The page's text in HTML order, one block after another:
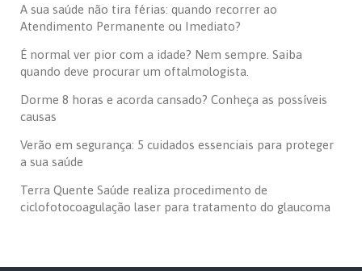
A sua saúde não tira férias: quando recorrer ao
Atendimento Permanente ou Imediato?
É normal ver pior com a idade? Nem sempre. Saiba
quando deve procurar um oftalmologista.
Dorme 8 horas e acorda cansado? Conheça as possíveis
causas
Verão em segurança: 5 cuidados essenciais para proteger
a sua saúde
Terra Quente Saúde realiza procedimento de
ciclofotocoagulação laser para tratamento do glaucoma